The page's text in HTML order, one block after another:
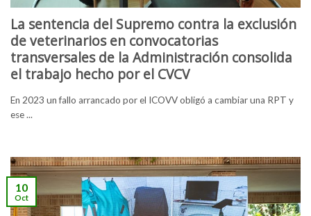
La sentencia del Supremo contra la exclusión
de veterinarios en convocatorias
transversales de la Administración consolida
el trabajo hecho por el CVCV
En 2023 un fallo arrancado por el ICOVV obligó a cambiar una RPT y
ese ...
10
Oct